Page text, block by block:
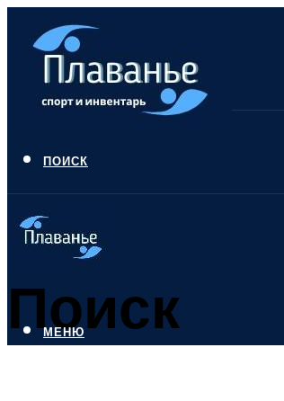
ПОИСК
Поиск
МЕНЮ